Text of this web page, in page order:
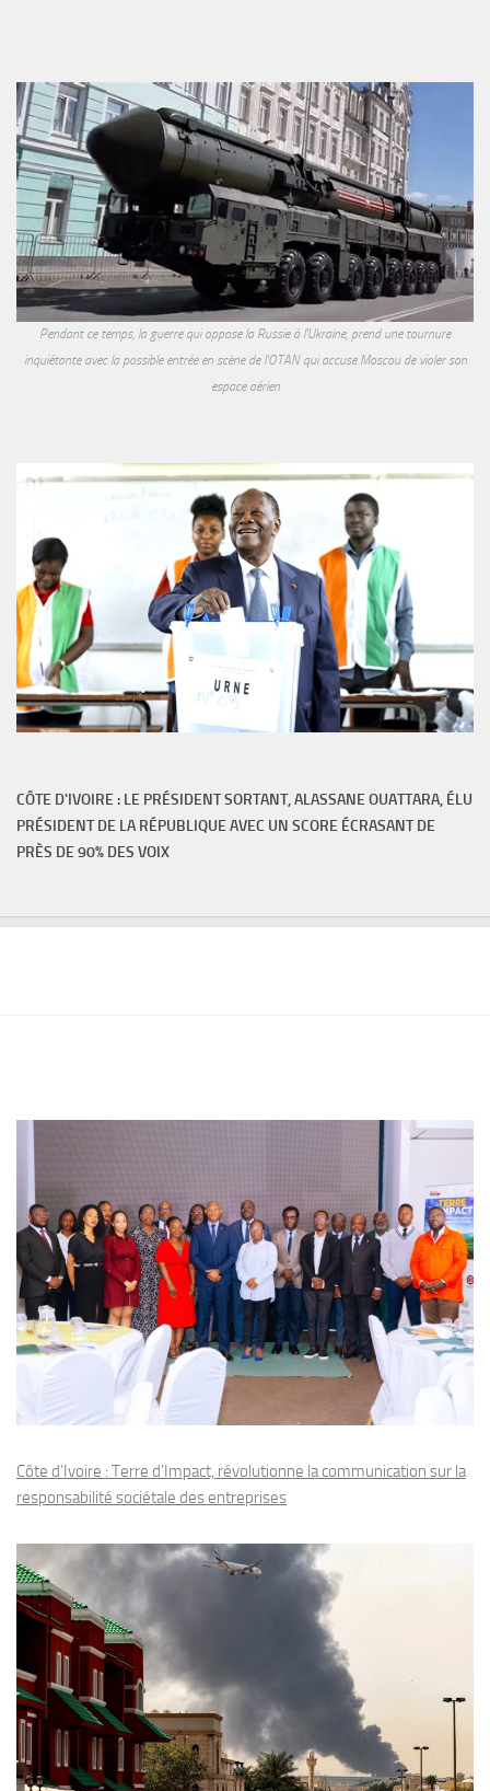
Pendant ce temps, la guerre qui oppose la Russie à l'Ukraine, prend une tournure
inquiétante avec la possible entrée en scène de l'OTAN qui accuse Moscou de violer son
espace aérien
CÔTE D'IVOIRE : LE PRÉSIDENT SORTANT, ALASSANE OUATTARA, ÉLU
PRÉSIDENT DE LA RÉPUBLIQUE AVEC UN SCORE ÉCRASANT DE
PRÈS DE 90% DES VOIX
Côte d’Ivoire : Terre d’Impact, révolutionne la communication sur la
responsabilité sociétale des entreprises